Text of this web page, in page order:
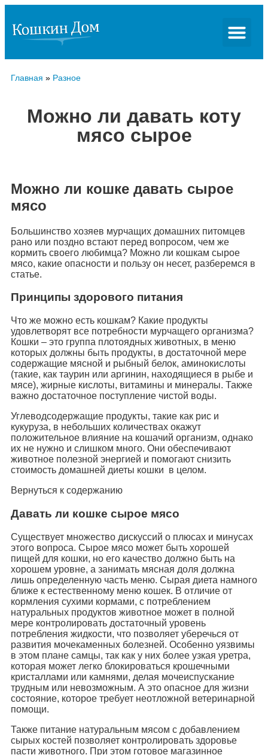
Главная » Разное
Можно ли давать коту
мясо сырое
Можно ли кошке давать сырое
мясо
Большинство хозяев мурчащих домашних питомцев
рано или поздно встают перед вопросом, чем же
кормить своего любимца? Можно ли кошкам сырое
мясо, какие опасности и пользу он несет, разберемся в
статье.
Принципы здорового питания
Что же можно есть кошкам? Какие продукты
удовлетворят все потребности мурчащего организма?
Кошки – это группа плотоядных животных, в меню
которых должны быть продукты, в достаточной мере
содержащие мясной и рыбный белок, аминокислоты
(такие, как таурин или аргинин, находящиеся в рыбе и
мясе), жирные кислоты, витамины и минералы. Также
важно достаточное поступление чистой воды.
Углеводсодержащие продукты, такие как рис и
кукуруза, в небольших количествах окажут
положительное влияние на кошачий организм, однако
их не нужно и слишком много. Они обеспечивают
животное полезной энергией и помогают снизить
стоимость домашней диеты кошки в целом.
Вернуться к содержанию
Давать ли кошке сырое мясо
Существует множество дискуссий о плюсах и минусах
этого вопроса. Сырое мясо может быть хорошей
пищей для кошки, но его качество должно быть на
хорошем уровне, а занимать мясная доля должна
лишь определенную часть меню. Сырая диета намного
ближе к естественному меню кошек. В отличие от
кормления сухими кормами, с потреблением
натуральных продуктов животное может в полной
мере контролировать достаточный уровень
потребления жидкости, что позволяет уберечься от
развития мочекаменных болезней. Особенно уязвимы
в этом плане самцы, так как у них более узкая уретра,
которая может легко блокироваться крошечными
кристаллами или камнями, делая мочеиспускание
трудным или невозможным. А это опасное для жизни
состояние, которое требует неотложной ветеринарной
помощи.
Также питание натуральным мясом с добавлением
сырых костей позволяет контролировать здоровье
пасти животного. При этом готовое магазинное